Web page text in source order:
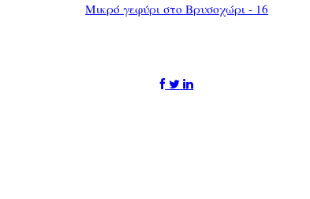
Μικρό γεφύρι στο Βρυσοχώρι - 16